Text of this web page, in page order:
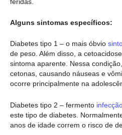
Alguns sintomas específicos:
Diabetes tipo 1 – o mais óbvio
de peso. Além disso, a
sintoma aparente. Nessa
cetonas, causando náuseas e
ocorre principalmente na
Diabetes tipo 2 – fermento
este tipo de diabetes.
anos de idade correm o risco de